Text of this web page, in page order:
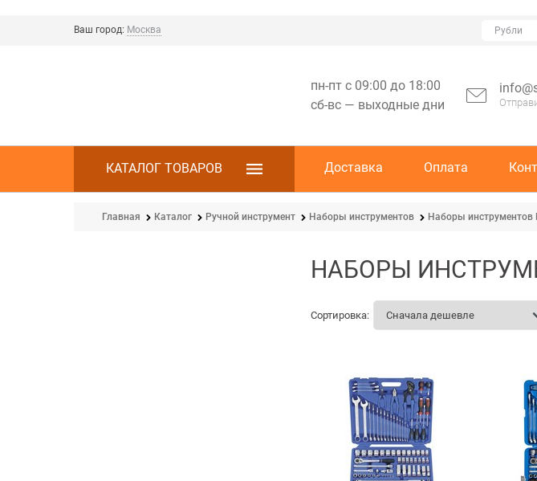
Ваш город: Москва
пн-пт с 09:00 до 18:00
сб-вс — выходные дни
КАТАЛОГ ТОВАРОВ Доставка Оплата
Главная Каталог Ручной инструмент Наборы инструментов Наборы инструментов
НАБОРЫ
Сортировка: